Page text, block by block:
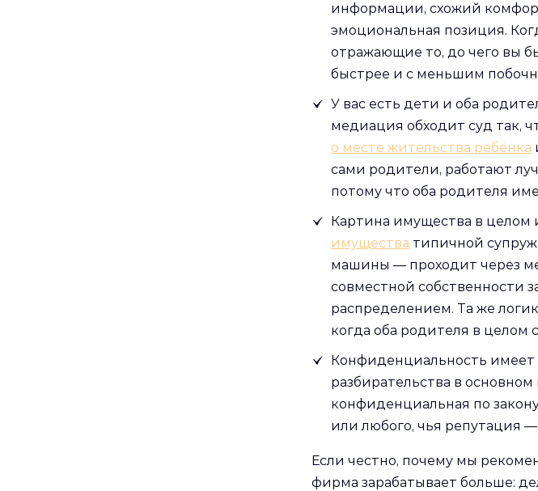
информации, схожий
эмоциональная позиция.
отражающие то, до чего вы
быстрее и с меньшим
У вас есть дети и оба
медиация обходит суд так,
о месте жительства ребёнка
сами родители, работают
потому что оба родителя
Картина имущества в целом
имущества типичной
машины — проходит через
совместной собственности
распределением. Та же
когда оба родителя в
Конфиденциальность имеет
разбирательства в
конфиденциальная по
или любого, чья репутация
Если честно, почему мы
фирма зарабатывает больше: